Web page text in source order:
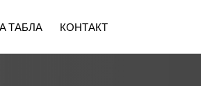
ТАБЛА КОНТАКТ